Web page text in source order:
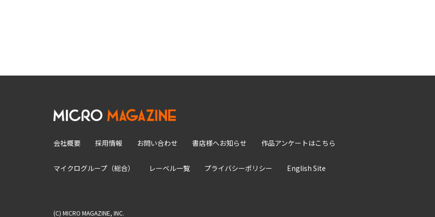
会社概要 採用情報 お問い合わせ 書店様へお知らせ 作品アンケートはこちら
マイクログループ（総合） レーベル一覧 プライバシーポリシー English Site
(C) MICRO MAGAZINE, INC.